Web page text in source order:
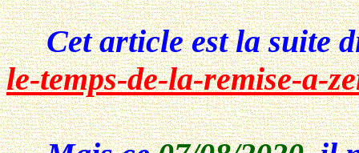
Cet article est la suite
le-temps-de-la-remise-a-